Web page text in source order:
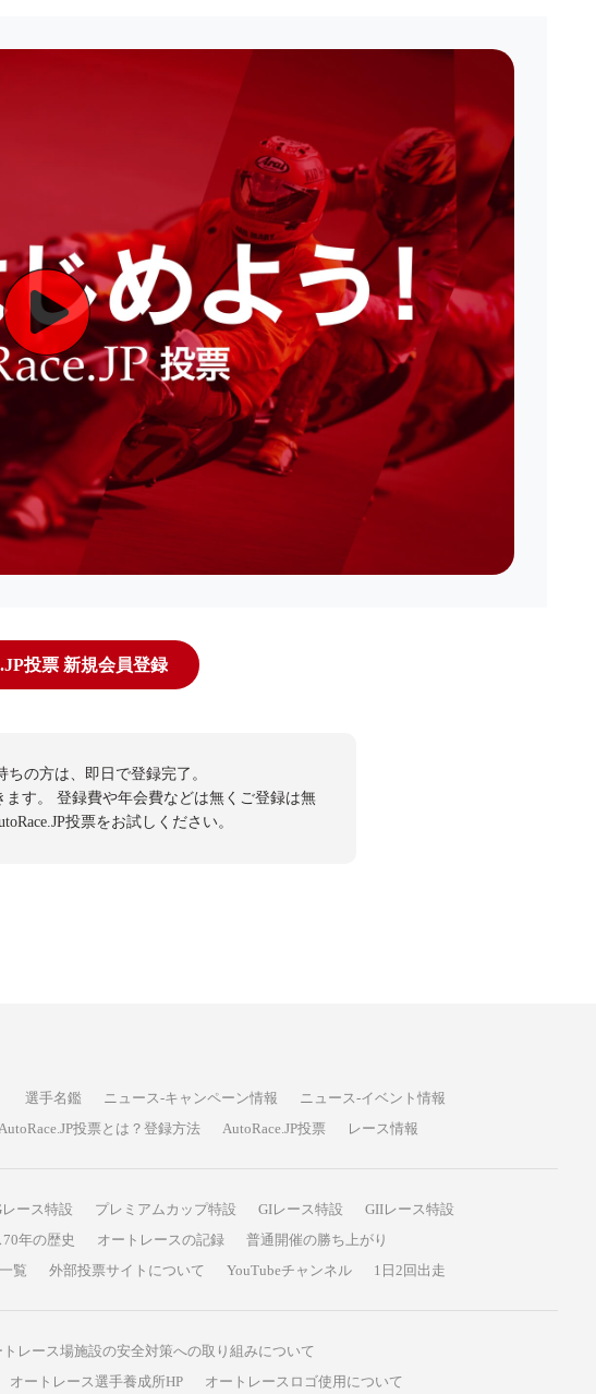
投票 新規会員登録
ちの方は、即日で登録完了。
す。
登録費や年会費などは無くご登録は無
投票をお試しください。
選手名鑑 ニュース-キャンペーン情報
ニュース-イベント情報
投票とは？登録方法 AutoRace.JP投票 レース情報
レース特設 プレミアムカップ特設 GIレース特設
GIIレース特設
年の歴史 オートレースの記録
普通開催の勝ち上がり
覧 外部投票サイトについて YouTubeチャンネル 1日2回出走
トレース場施設の安全対策への取り組みについて
オートレース選手養成所HP オートレースロゴ使用について